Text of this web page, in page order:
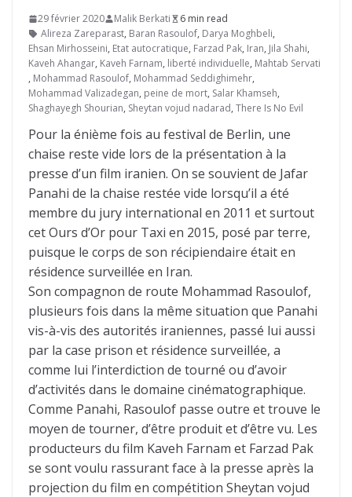
29 février 2020 Malik Berkati
6 min read
Alireza Zareparast, Baran Rasoulof, Darya Moghbeli,
Ehsan Mirhosseini, Etat autocratique, Farzad Pak, Iran, Jila Shahi,
Kaveh Ahangar, Kaveh Farnam, liberté individuelle, Mahtab Servati
, Mohammad Rasoulof, Mohammad Seddighimehr,
Mohammad Valizadegan, peine de mort, Salar Khamseh,
Shaghayegh Shourian, Sheytan vojud nadarad, There Is No Evil
Pour la énième fois au festival de Berlin, une
chaise reste vide lors de la présentation à la
presse d’un film iranien. On se souvient de Jafar
Panahi de la chaise restée vide lorsqu’il a été
membre du jury international en 2011 et surtout
cet Ours d’Or pour Taxi en 2015, posé par terre,
puisque le corps de son récipiendaire était en
résidence surveillée en Iran.
Son compagnon de route Mohammad Rasoulof,
plusieurs fois dans la même situation que Panahi
vis-à-vis des autorités iraniennes, passé lui aussi
par la case prison et résidence surveillée, a
comme lui l’interdiction de tourné ou d’avoir
d’activités dans le domaine cinématographique.
Comme Panahi, Rasoulof passe outre et trouve le
moyen de tourner, d’être produit et d’être vu. Les
producteurs du film Kaveh Farnam et Farzad Pak
se sont voulu rassurant face à la presse après la
projection du film en compétition Sheytan vojud